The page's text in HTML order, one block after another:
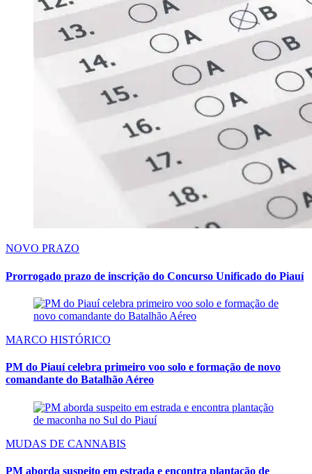
NOVO PRAZO
Prorrogado prazo de inscrição do Concurso Unificado do Piauí
MARCO HISTÓRICO
PM do Piauí celebra primeiro voo solo e formação de novo
comandante do Batalhão Aéreo
MUDAS DE CANNABIS
PM aborda suspeito em estrada e encontra plantação de